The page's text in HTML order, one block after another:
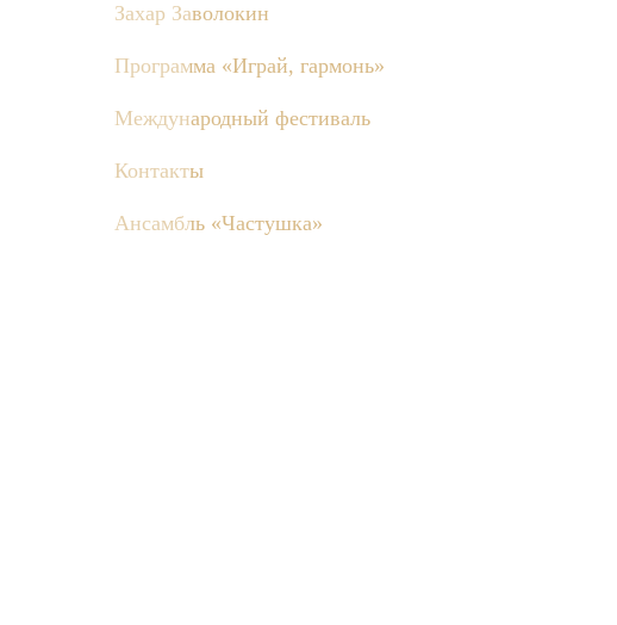
Захар Заволокин
Программа «Играй, гармонь»
Международный фестиваль
Контакты
Ансамбль «Частушка»